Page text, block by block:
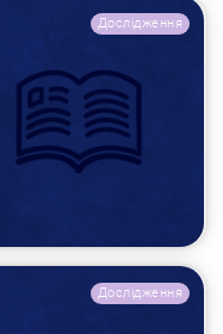
Дослідження
Дослідження